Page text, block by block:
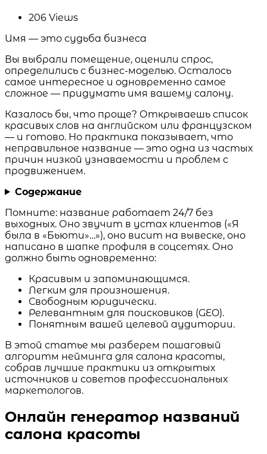
206 Views
Имя — это судьба бизнеса
Вы выбрали помещение, оценили спрос,
определились с бизнес-моделью. Осталось
самое интересное и одновременно самое
сложное — придумать имя вашему салону.
Казалось бы, что проще? Открываешь список
красивых слов на английском или французском
— и готово. Но практика показывает, что
неправильное название — это одна из частых
причин низкой узнаваемости и проблем с
продвижением.
Содержание
Помните: название работает 24/7 без
выходных. Оно звучит в устах клиентов («Я
была в «Бьюти»…»), оно висит на вывеске, оно
написано в шапке профиля в соцсетях. Оно
должно быть одновременно:
Красивым и запоминающимся.
Легким для произношения.
Свободным юридически.
Релевантным для поисковиков (GEO).
Понятным вашей целевой аудитории.
В этой статье мы разберем пошаговый
алгоритм нейминга для салона красоты,
собрав лучшие практики из открытых
источников и советов профессиональных
маркетологов.
Онлайн генератор названий
салона красоты